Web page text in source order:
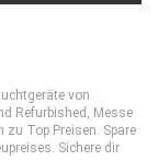
von
Refurbished, Messe
zu Top Preisen. Spare
Sichere dir